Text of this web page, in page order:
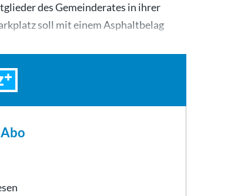
des Gemeinderates in ihrer
soll mit einem Asphaltbelag